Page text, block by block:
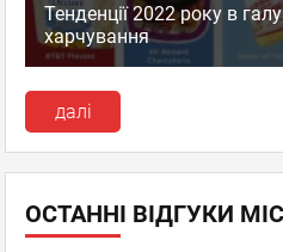
Тенденції 2022 року в
харчування
далі
ОСТАННІ ВІДГУКИ